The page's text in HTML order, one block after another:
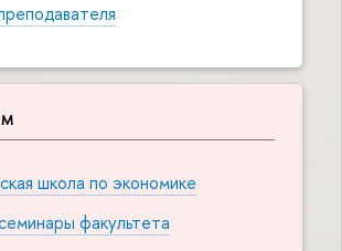
школа по экономике
факультета